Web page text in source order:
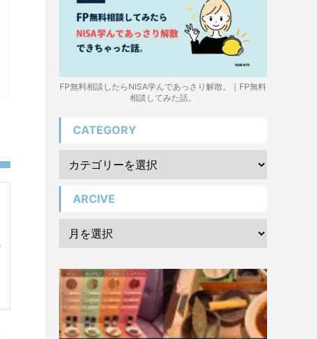
FP無料相談したらNISA学んであっさり解散。｜FP無料
相談してみた話。
CATEGORY
ARCIVE